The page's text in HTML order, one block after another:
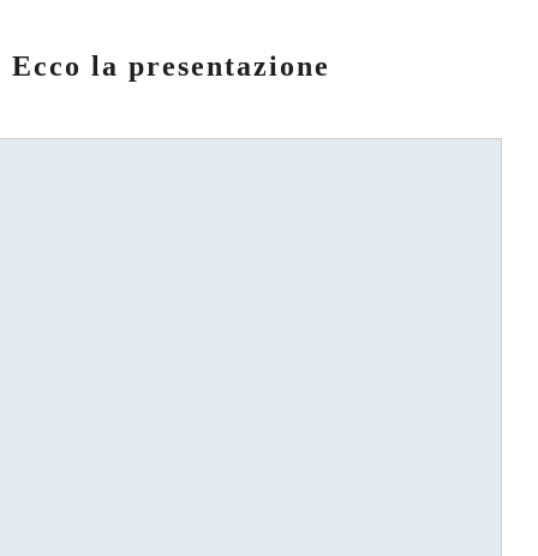
Ecco la presentazione